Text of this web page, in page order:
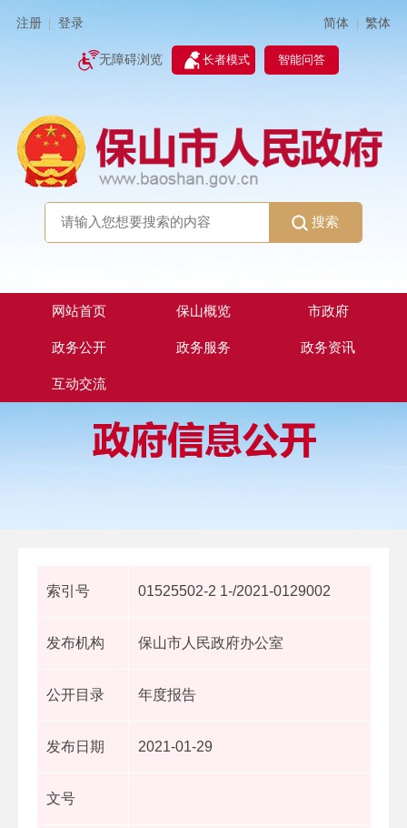
注册 登录 简体 | 繁体
无障碍浏览 长者模式 智能问答
搜索
网站首页 保山概览 市政府
政务公开 政务服务 政务资讯
互动交流
索引号 01525502-2 1-/2021-0129002
发布机构 保山市人民政府办公室
公开目录 年度报告
发布日期 2021-01-29
文号